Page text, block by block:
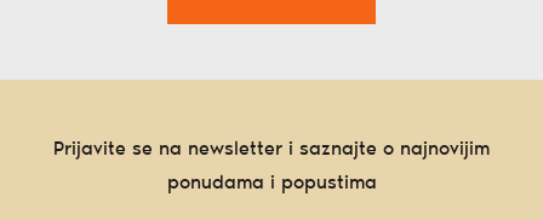
Prijavite se na newsletter i saznajte o najnovijim
ponudama i popustima